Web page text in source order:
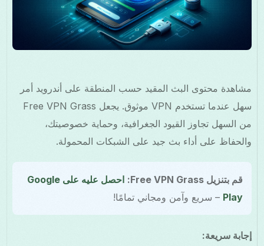
مشاهدة محتوى البث المقيد حسب المنطقة على أندرويد أمر
سهل عندما تستخدم VPN موثوق. يجعل Free VPN Grass
من السهل تجاوز القيود الجغرافية، وحماية خصوصيتك،
والحفاظ على أداء بث جيد على الشبكات المحمولة.
قم بتنزيل Free VPN Grass:
احصل عليه على Google
Play – سريع وآمن ومجاني تمامًا!
إجابة سريعة: